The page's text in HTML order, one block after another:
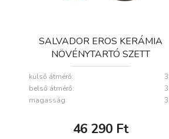
SALVADOR EROS KERÁMIA
NÖVÉNYTARTÓ SZETT
ZÖLDESSZÜRKE 21X18-
38X32CM S/4
külső átmérő:
belső átmérő:
magasság:
46 290 Ft